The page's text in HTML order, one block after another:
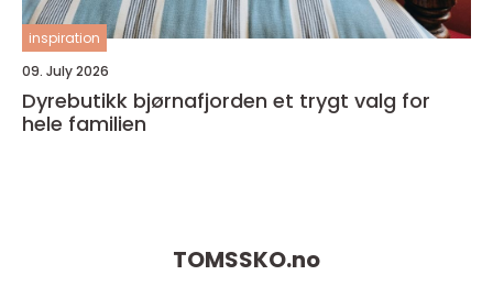
inspiration
09. July 2026
Dyrebutikk bjørnafjorden et trygt valg for
hele familien
TOMSSKO.no